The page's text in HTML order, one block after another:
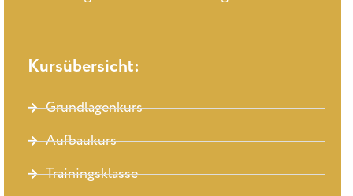
Kursübersicht:
Grundlagenkurs
Aufbaukurs
Trainingsklasse